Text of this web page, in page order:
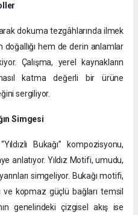
dokuma tezgâhlarında ilmek
hem de derin anlamlar
Çalışma, yerel kaynakların
katma değerli bir ürüne
sergiliyor.
Simgesi
Bukağı” kompozisyonu,
anlatıyor. ​Yıldız Motifi, umudu,
simgeliyor. ​Bukağı motifi,
ve kopmaz güçlü bağları temsil
genelindeki çizgisel akış ise